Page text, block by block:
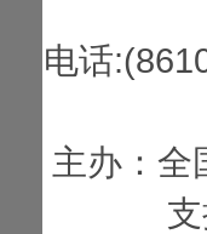
电话
主办：全